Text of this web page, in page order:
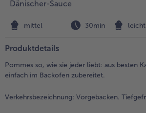
Dänischer-Sauce
mittel 30min leicht
Produktdetails
Pommes so, wie sie jeder liebt: aus besten
einfach im Backofen zubereitet.
Verkehrsbezeichnung: Vorgebacken.